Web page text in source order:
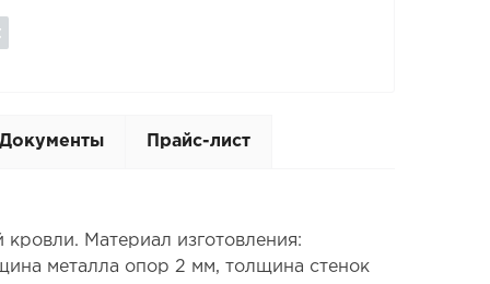
Документы Прайс-лист
Материал изготовления:
металла опор 2 мм, толщина стенок